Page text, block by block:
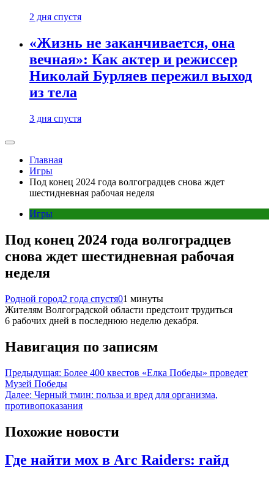
2 дня спустя
«Жизнь не заканчивается, она
вечная»: Как актер и режиссер
Николай Бурляев пережил выход
из тела
3 дня спустя
Главная
Игры
Под конец 2024 года волгоградцев снова ждет
шестидневная рабочая неделя
Игры
Под конец 2024 года волгоградцев
снова ждет шестидневная рабочая
неделя
Родной город2 года спустя01 минуты
Жителям Волгоградской области предстоит трудиться
6 рабочих дней в последнюю неделю декабря.
Навигация по записям
Предыдущая: Более 400 квестов «Елка Победы» проведет
Музей Победы
Далее: Черный тмин: польза и вред для организма,
противопоказания
Похожие новости
Где найти мох в Arc Raiders: гайд